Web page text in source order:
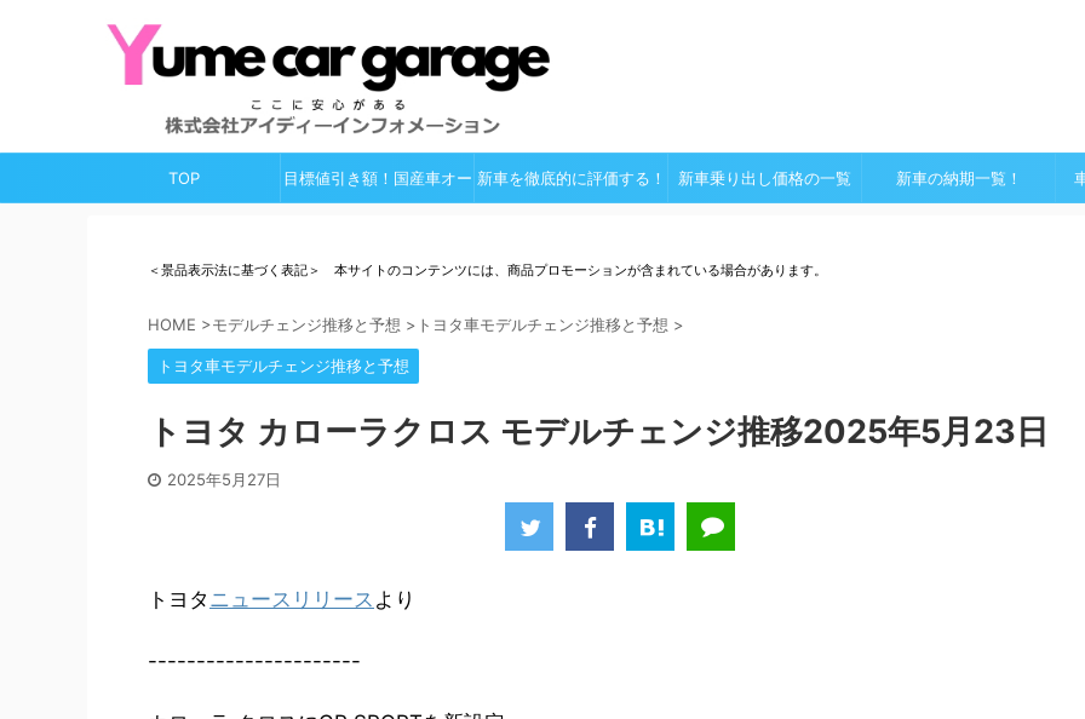
TOP 目標値引き額！国産車オー 新車を徹底的に評価する！ 新車乗り出し価格の一覧 新車の納期一覧！
＜景品表示法に基づく表記＞ 本サイトのコンテンツには、商品プロモーションが含まれている場合があります。
HOME >モデルチェンジ推移と予想 > トヨタ車モデルチェンジ推移と予想 >
トヨタ車モデルチェンジ推移と予想
トヨタ カローラクロス モデルチェンジ推移2025年5月23日
2025年5月27日
トヨタ ニュースリリース より
----------------------